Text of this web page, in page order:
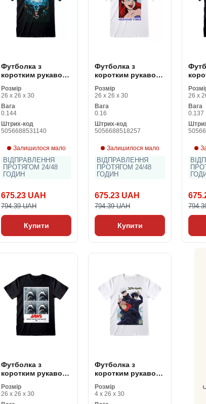
Футболка з
коротким рукавом
Чорний Унісекс
Розмір
26 x 26 x 30
Вага
0.144
Штрих-код
5056688531140
Залишилося мало
ВІДПРАВЛЕННЯ
ПРОТЯГОМ 24/48
ГОДИН
675.23 UAH
794.39 UAH
Купити
Футболка з
коротким рукавом
Mermaid Vibes
Розмір
26 x 26 x 30
Вага
0.16
Штрих-код
5056688518257
Залишилося мало
ВІДПРАВЛЕННЯ
ПРОТЯГОМ 24/48
ГОДИН
675.23 UAH
794.39 UAH
Купити
The
26 x
Вага
0.137
Футболка з
коротким рукавом
The Water Чорний
Розмір
26 x 26 x 30
Футболка з
коротким рукавом
Білий Унісекс
Розмір
4 x 26 x 30